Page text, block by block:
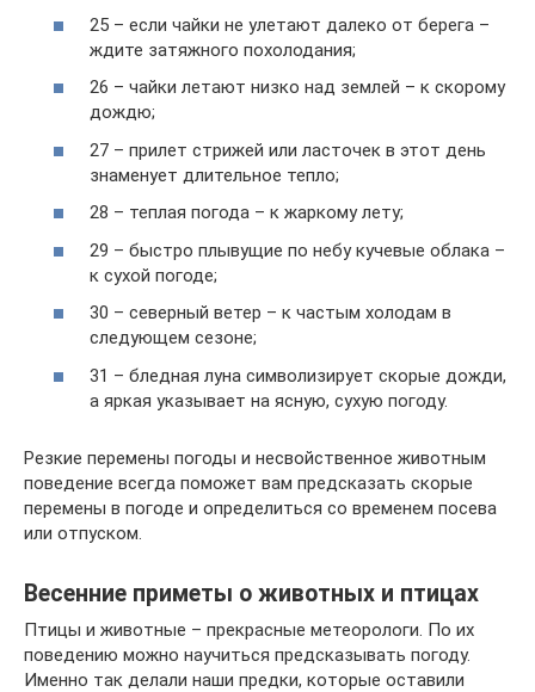
25 – если чайки не улетают далеко от берега –
ждите затяжного похолодания;
26 – чайки летают низко над землей – к скорому
дождю;
27 – прилет стрижей или ласточек в этот день
знаменует длительное тепло;
28 – теплая погода – к жаркому лету;
29 – быстро плывущие по небу кучевые облака –
к сухой погоде;
30 – северный ветер – к частым холодам в
следующем сезоне;
31 – бледная луна символизирует скорые дожди,
а яркая указывает на ясную, сухую погоду.
Резкие перемены погоды и несвойственное животным
поведение всегда поможет вам предсказать скорые
перемены в погоде и определиться со временем посева
или отпуском.
Весенние приметы о животных и птицах
Птицы и животные – прекрасные метеорологи. По их
поведению можно научиться предсказывать погоду.
Именно так делали наши предки, которые оставили